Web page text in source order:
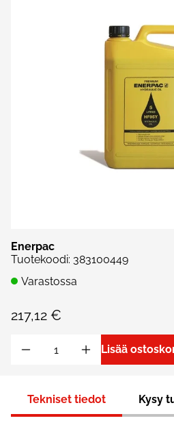
Enerpac
Tuotekoodi: 383100449
Varastossa
217,12 €
Lisää
Tekniset tiedot Kysy